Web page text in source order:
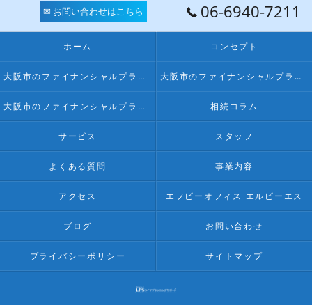
✉ お問い合わせはこちら 06-6940-7211
ホーム コンセプト
大阪市のファイナンシャルプランナー･FPオフィス LPSの口コミ情報 大阪市のファイナンシャルプランナー･FPオフィス LPSの評判
大阪市のファイナンシャルプランナー･FPオフィス LPSのお客様の声 相続コラム
サービス スタッフ
よくある質問 事業内容
アクセス エフピーオフィス エルピーエス
ブログ お問い合わせ
プライバシーポリシー サイトマップ